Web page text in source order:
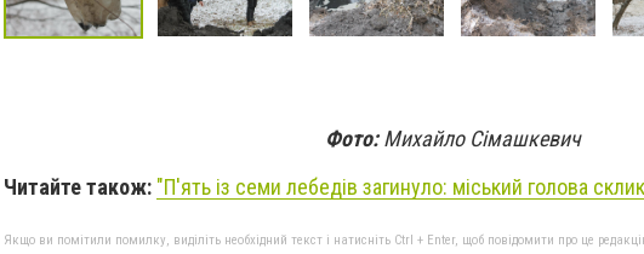
Фото:Михайло Сімашкевич
Читайте також: "П'ять із семи лебедів загинуло: міський голова
Якщо ви помітили помилку, виділіть необхідний текст і натисніть Ctrl + Enter, щоб повідомити про це